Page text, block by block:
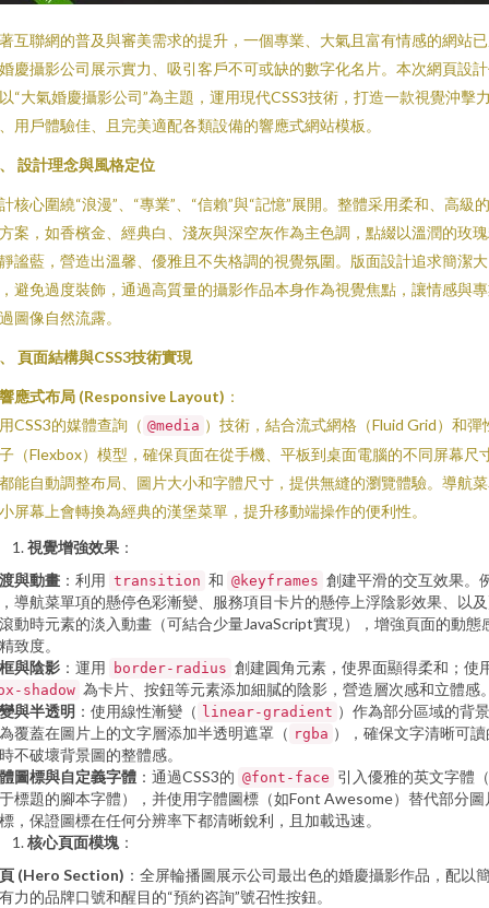
互聯網的普及與審美需求的提升，一個專業、大氣且富有情感的網站
慶攝影公司展示實力、吸引客戶不可或缺的數字化名片。本次網頁設
“大氣婚慶攝影公司”為主題，運用現代CSS3技術，打造一款視覺沖擊
用戶體驗佳、且完美適配各類設備的響應式網站模板。
設計理念與風格定位
核心圍繞“浪漫”、“專業”、“信賴”與“記憶”展開。整體采用柔和、高級
案，如香檳金、經典白、淺灰與深空灰作為主色調，點綴以溫潤的玫
謐藍，營造出溫馨、優雅且不失格調的視覺氛圍。版面設計追求簡潔大
避免過度裝飾，通過高質量的攝影作品本身作為視覺焦點，讓情感與
圖像自然流露。
頁面結構與CSS3技術實現
響應式布局 (Responsive Layout) ：
CSS3的媒體查詢（ @media ）技術，結合流式網格（Fluid Grid）和彈
（Flexbox）模型，確保頁面在從手機、平板到桌面電腦的不同屏幕尺
能自動調整布局、圖片大小和字體尺寸，提供無縫的瀏覽體驗。導航
屏幕上會轉換為經典的漢堡菜單，提升移動端操作的便利性。
視覺增強效果 ：
與動畫 ：利用 transition 和 @keyframes 創建平滑的交互效果。
導航菜單項的懸停色彩漸變、服務項目卡片的懸停上浮陰影效果、以
動時元素的淡入動畫（可結合少量JavaScript實現），增強頁面的動態
致度。
與陰影 ：運用 border-radius 創建圓角元素，使界面顯得柔和；使
shadow 為卡片、按鈕等元素添加細膩的陰影，營造層次感和立體感
與半透明 ：使用線性漸變（ linear-gradient ）作為部分區域的背
覆蓋在圖片上的文字層添加半透明遮罩（ rgba ），確保文字清晰可讀
不破壞背景圖的整體感。
圖標與自定義字體 ：通過CSS3的 @font-face 引入優雅的英文字體
標題的腳本字體），并使用字體圖標（如Font Awesome）替代部分圖
，保證圖標在任何分辨率下都清晰銳利，且加載迅速。
核心頁面模塊 ：
(Hero Section) ：全屏輪播圖展示公司最出色的婚慶攝影作品，配以
力的品牌口號和醒目的“預約咨詢”號召性按鈕。